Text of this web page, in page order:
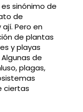
sinónimo de
de
Pero en
de plantas
y playas
de
plagas,
ciertas